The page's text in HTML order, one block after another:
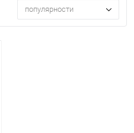
популярности